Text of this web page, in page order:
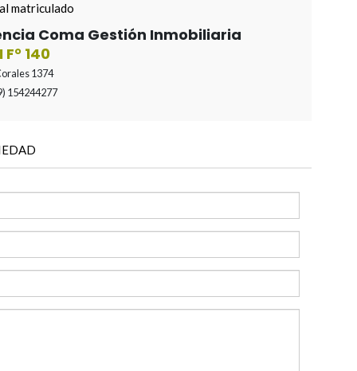
matriculado
Coma Gestión Inmobiliaria
F° 140
1374
154244277